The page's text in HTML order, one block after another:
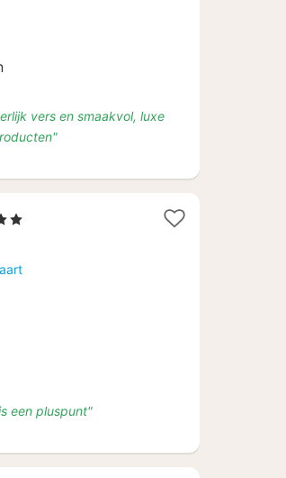
vers en smaakvol, luxe
een pluspunt"